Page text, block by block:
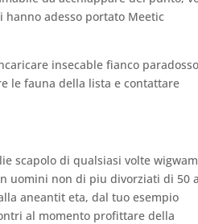
adesso portato Meetic
insecable fianco paradosso
le fauna della lista e contattare
scapolo di qualsiasi volte
uomini non di piu divorziati di 50
aneantit eta, dal tuo esempio
al momento profittare della